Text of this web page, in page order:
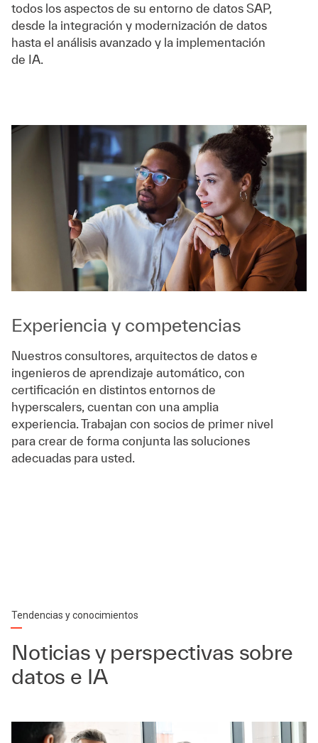
todos los aspectos de su entorno de datos SAP,
desde la integración y modernización de datos
hasta el análisis avanzado y la implementación
de IA.
Experiencia y competencias
Nuestros consultores, arquitectos de datos e
ingenieros de aprendizaje automático, con
certificación en distintos entornos de
hyperscalers, cuentan con una amplia
experiencia. Trabajan con socios de primer nivel
para crear de forma conjunta las soluciones
adecuadas para usted.
Tendencias y conocimientos
Noticias y perspectivas sobre
datos e IA